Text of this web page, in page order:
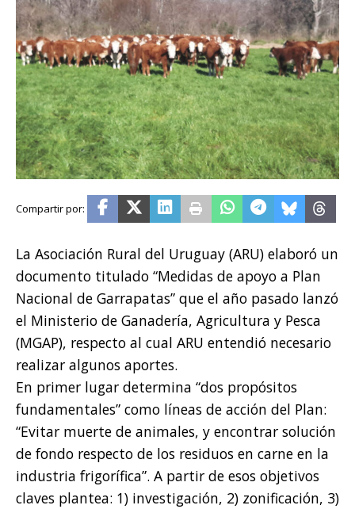
La Asociación Rural del Uruguay (ARU) elaboró un
documento titulado “Medidas de apoyo a Plan
Nacional de Garrapatas” que el año pasado lanzó
el Ministerio de Ganadería, Agricultura y Pesca
(MGAP), respecto al cual ARU entendió necesario
realizar algunos aportes.
En primer lugar determina “dos propósitos
fundamentales” como líneas de acción del Plan:
“Evitar muerte de animales, y encontrar solución
de fondo respecto de los residuos en carne en la
industria frigorífica”. A partir de esos objetivos
claves plantea: 1) investigación, 2) zonificación, 3)